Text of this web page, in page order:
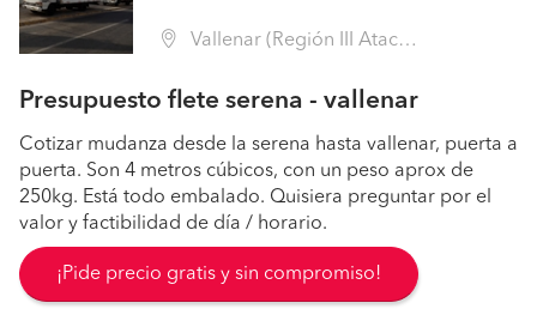
Vallenar (Región III Atacama - Huasco)
Presupuesto flete serena - vallenar
Cotizar mudanza desde la serena hasta vallenar, puerta a
puerta. Son 4 metros cúbicos, con un peso aprox de
250kg. Está todo embalado. Quisiera preguntar por el
valor y factibilidad de día / horario.
¡Pide precio gratis y sin compromiso!